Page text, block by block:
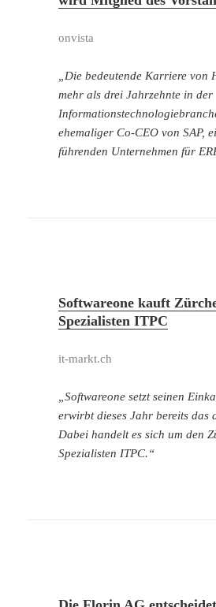
onvista
„Die bedeutende Karriere von
mehr als drei Jahrzehnte in der
ehemaliger Co-CEO von SAP,
führenden Unternehmen für
Softwareone kauft
Spezialisten ITPC
it-markt.ch
„Softwareone setzt seinen
erwirbt dieses Jahr bereits das
Dabei handelt es sich um den
Spezialisten ITPC.“